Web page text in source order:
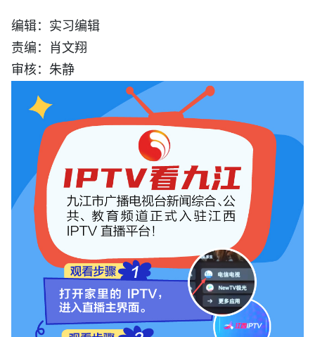
编辑：实习编辑
责编：肖文翔
审核：朱静